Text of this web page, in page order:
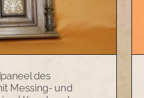
des
Messing- und
Skulpturen
Kunst und Skulpturen